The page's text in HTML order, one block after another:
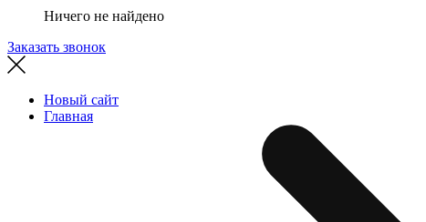
Ничего не найдено
Заказать звонок
Новый сайт
Главная